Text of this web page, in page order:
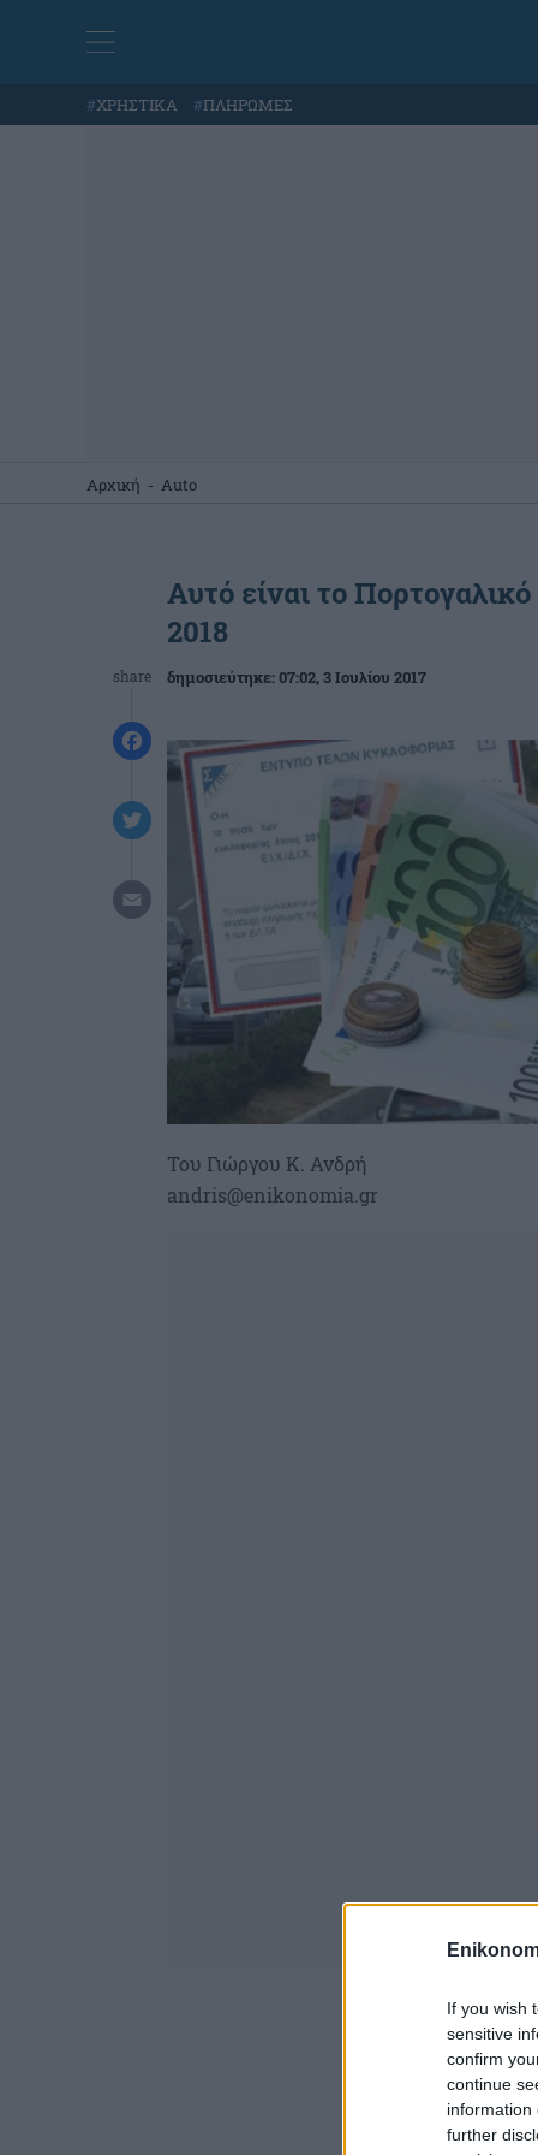
If you wish
sensitive
confirm
continue
information
further
#ΧΡΗΣΤΙΚΑ #ΠΛΗΡΩΜΕΣ
Αρχική - Auto
share
Αυτό είναι το
2018
δημοσιεύτηκε:07:02, 3 Ιουλίου 2017
Του Γιώργου Κ. Ανδρή
andris@enikonomia.gr